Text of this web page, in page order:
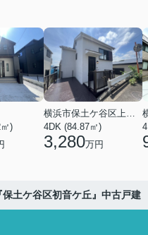
)
横浜市保土ケ谷区上菅田町
4DK (84.87㎡)
3,280万円
土ケ谷区初音ケ丘』中古戸建